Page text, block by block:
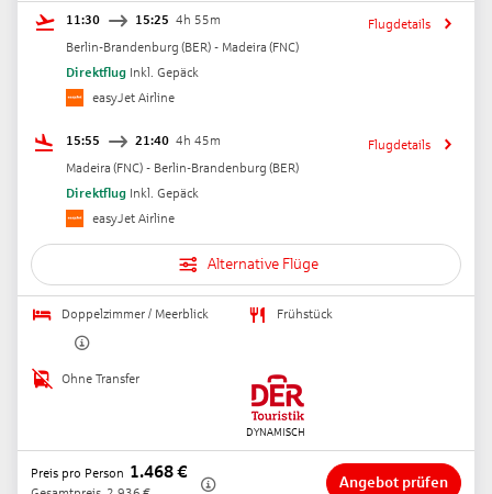
11:30 15:25 4h 55m
Berlin-Brandenburg (BER) - Madeira (FNC)
Direktflug Inkl. Gepäck
easyJet Airline
Flugdetails
15:55 21:40 4h 45m
Madeira (FNC) - Berlin-Brandenburg (BER)
Direktflug Inkl. Gepäck
easyJet Airline
Flugdetails
Alternative Flüge
Doppelzimmer / Meerblick Frühstück
Ohne Transfer
Preis pro Person 1.468€
Angebot prüfen